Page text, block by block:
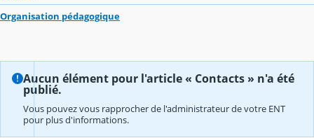
Organisation pédagogique
Aucun élément pour l'article « Contacts » n'a été
publié.
Vous pouvez vous rapprocher de l'administrateur de votre ENT
pour plus d'informations.